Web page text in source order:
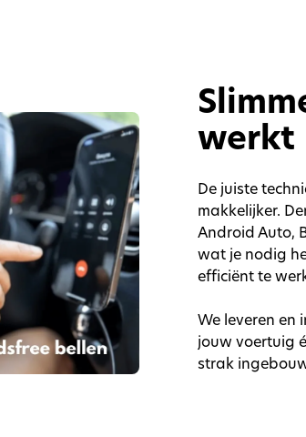
werkt
De juiste
makkelijker.
Android Auto,
wat je nodig
efficiënt te
We leveren en
jouw voertuig
strak